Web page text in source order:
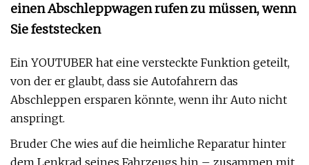
einen Abschleppwagen rufen zu müssen, wenn
Sie feststecken
Ein YOUTUBER hat eine versteckte Funktion geteilt,
von der er glaubt, dass sie Autofahrern das
Abschleppen ersparen könnte, wenn ihr Auto nicht
anspringt.
Bruder Che wies auf die heimliche Reparatur hinter
dem Lenkrad seines Fahrzeugs hin – zusammen mit